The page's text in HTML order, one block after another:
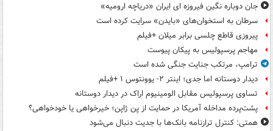
جان دوباره نگین فیروزه ای ایران «دریاچه ارومیه»
سرطان به استخوان‌های «بایدن» سرایت کرده است
پیروزی قاطع چلسی برابر میلان +فیلم
مهاجم پرسپولیس به پیکان پیوست
ترامپ، مرتکب جنایت جنگی شده است
دیدار دوستانه اما جدی؛ اینتر ۲- یوونتوس ۱ +فیلم
تساوی پرسپولیس مقابل الومینیوم اراک در دیدار دوستانه
پشت‌پرده مداخله آمریکا در حمایت از یِن ژاپن؛ خیرخواهی یا خودخواهی؟
همتی: کنترل ترازنامه بانک‌ها با جدیت دنبال می‌شود